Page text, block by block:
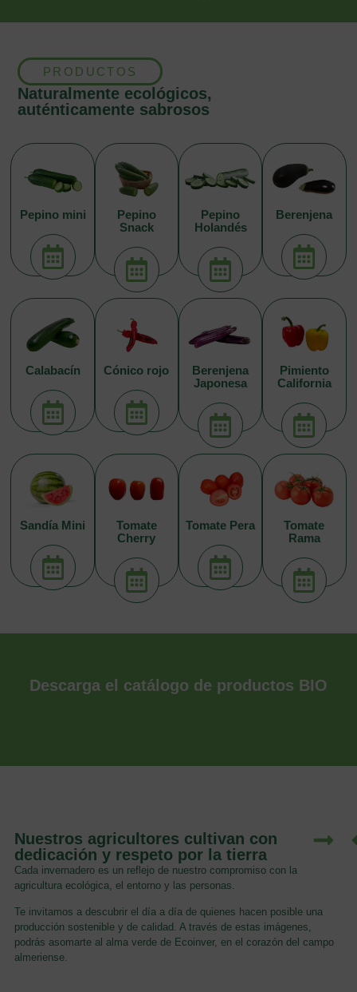
PRODUCTOS
Naturalmente ecológicos,
auténticamente sabrosos
Pepino mini
Pepino
Snack
Pepino
Holandés
Berenjena
Calabacín Cónico rojo
Berenjena
Japonesa
Pimiento
California
Sandía Mini
Tomate
Cherry
Tomate Pera
Tomate
Rama
Descarga el catálogo de productos BIO
Nuestros agricultores cultivan con
dedicación y respeto por la tierra
Cada invernadero es un reflejo de nuestro compromiso con la
agricultura ecológica, el entorno y las personas.
Te invitamos a descubrir el día a día de quienes hacen posible una
producción sostenible y de calidad. A través de estas imágenes,
podrás asomarte al alma verde de Ecoinver, en el corazón del campo
almeriense.